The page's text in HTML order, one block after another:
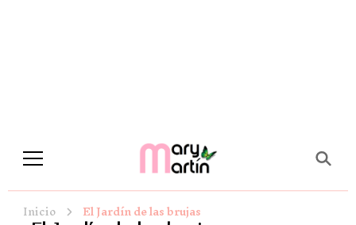
Novela Romántica y Lifestyle
Inicio El Jardín de las brujas